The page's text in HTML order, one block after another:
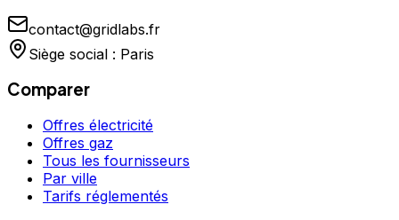
contact@gridlabs.fr
Siège social : Paris
Comparer
Offres électricité
Offres gaz
Tous les fournisseurs
Par ville
Tarifs réglementés